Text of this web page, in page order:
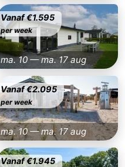
Vanaf €1.595
per week
ma. 10 — ma. 17 aug
Vanaf €2.095
per week
ma. 10 — ma. 17 aug
Vanaf €1.945